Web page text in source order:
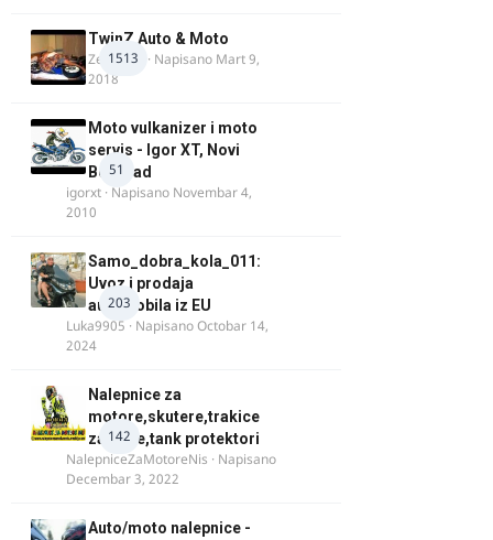
1513
TwinZ Auto & Moto
Zeljkamp · Napisano Mart 9,
2018
51
Moto vulkanizer i moto
servis - Igor XT, Novi
Beograd
igorxt · Napisano Novembar 4,
2010
203
Samo_dobra_kola_011:
Uvoz i prodaja
automobila iz EU
Luka9905 · NapisanoOctobar 14,
2024
142
Nalepnice za
motore,skutere,trakice
za felne,tank protektori
NalepniceZaMotoreNis · Napisano
Decembar 3, 2022
Auto/moto nalepnice -